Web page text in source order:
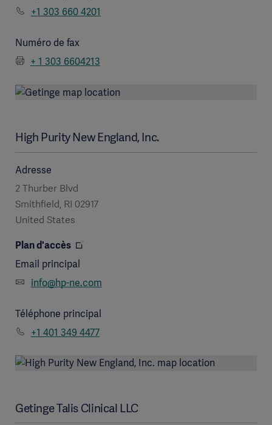
+1 303 660 4201
Numéro de fax
+ 1 303 6604213
High Purity New England, Inc.
Adresse
2 Thurber Blvd
Smithfield, RI 02917
United States
Plan d'accès
Email principal
info@hp-ne.com
Téléphone principal
+1 401 349 4477
Getinge Talis Clinical LLC